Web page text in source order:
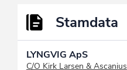
Stamdata
LYNGVIG ApS
C/O Kirk Larsen & Ascanius